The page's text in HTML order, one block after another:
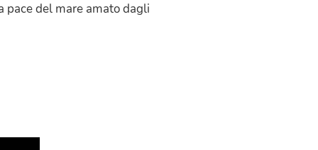
pace del mare amato dagli